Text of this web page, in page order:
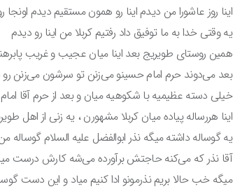
اینا روز عاشورا من دیدم اینا رو همون مستقیم دیدم اونجا
یه وقتی خدا به ما توفیق داد رفتیم کربلا من اینا رو دیدم
همین روستای طویریج بعد اینا میان عجیب و غریب
بعد می‌دوند حرم امام حسینو می‌زنن تو سرشون می‌زنن
خیلی دسته عظیمیه با شکوهیه میان و بعد از حرم آقا
اینا هررساله پیاده میان کربلا مشهورن ، یه زنی از اهل
یه گوساله داشته میگه نذر ابوالفضل علیه السلام
آقا نذر که می‌کنه حاجتش برآورده می‌شه کارش درست
میگه خب حالا بریم نذرمونو ادا کنیم میاد و این دست